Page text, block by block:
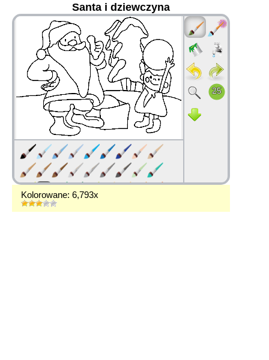
Santa i dziewczyna
Kolorowane: 6,793x